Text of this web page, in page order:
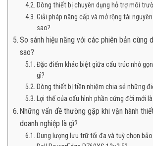
Dòng thiết bị chuyên dụng hỗ trợ môi
Giải pháp nâng cấp và mở rộng tài
sao?
So sánh hiệu năng với các phiên bản cùng
sao?
Đặc điểm khác biệt giữa cấu trúc nhỏ
gì?
Dòng thiết bị tiền nhiệm chia sẻ những
Lợi thế của cấu hình phần cứng đời mới là
Những vấn đề thường gặp khi vận hành
doanh nghiệp là gì?
Dung lượng lưu trữ tối đa và tuỳ chọn